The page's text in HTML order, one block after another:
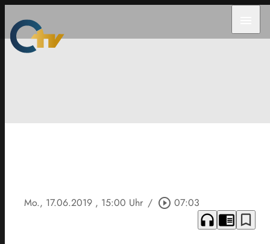
Mo., 17.06.2019 , 15:00 Uhr / play_circle_outline 07:03
headphones chrome_reader_mode bookmark_border